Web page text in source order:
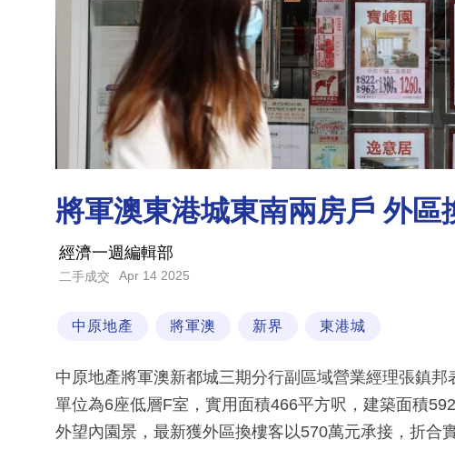
將軍澳東港城東南兩房戶 外區
經濟一週編輯部
二手成交 Apr 14 2025
中原地產 將軍澳 新界 東港城
中原地產將軍澳新都城三期分行副區域營業經理張鎮邦
單位為6座低層F室，實用面積466平方呎，建築面積
外望內園景，最新獲外區換樓客以570萬元承接，折合